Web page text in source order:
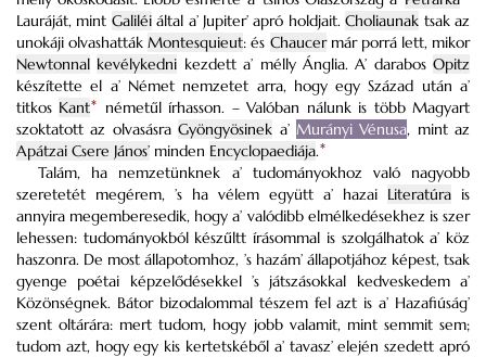
Lauráját, mint Galiléiáltal a’ Jupiter’ apró holdjait.Choliaunak tsak az
unokáji olvashattákMontesquieut: és Chaucermár porrá lett, mikor
Newtonnal kevélykedni kezdett a’ mélly Ánglia. A’ darabos Opitz
készítette el a’ Német nemzetet arra, hogy egy Század után a’
titkos Kant*
németűl írhasson. – Valóban nálunk is több Magyart
szoktatott az olvasásraGyöngyösinek a’ Murányi Vénusa, mint az
Apátzai Csere János’ minden Encyclopaediája.*
Talám, ha nemzetünknek a’ tudományokhoz való nagyobb
szeretetét megérem, ’s ha vélem együtt a’ hazai Literatúra is
annyira megemberesedik, hogy a’ valódibb elmélkedésekhez is szer
lehessen: tudományokból készűltt írásommal is szolgálhatok a’ köz
haszonra. De most állapotomhoz, ’s hazám’ állapotjához képest, tsak
gyenge poétai képzelődésekkel ’s játszásokkal kedveskedem a’
Közönségnek. Bátor bizodalommal tészem fel azt is a’ Hazafiúság’
szent oltárára: mert tudom, hogy jobb valamit, mint semmit sem;
tudom azt, hogy egy kis kertetskéből a’ tavasz’ elején szedett apró